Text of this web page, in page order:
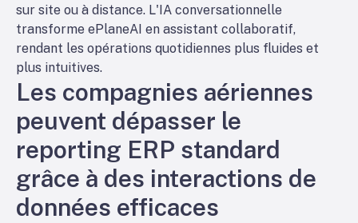
sur site ou à distance. L'IA conversationnelle
transforme ePlaneAI en assistant collaboratif,
rendant les opérations quotidiennes plus fluides et
plus intuitives.
Les compagnies aériennes
peuvent dépasser le
reporting ERP standard
grâce à des interactions de
données efficaces